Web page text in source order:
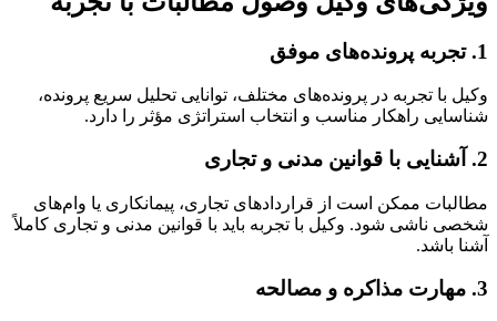
1. تجربه پرونده‌های موفق
وکیل با تجربه در پرونده‌های مختلف، توانایی تحلیل سریع پرونده،
شناسایی راهکار مناسب و انتخاب استراتژی مؤثر را دارد.
2. آشنایی با قوانین مدنی و تجاری
مطالبات ممکن است از قراردادهای تجاری، پیمانکاری یا وام‌های
شخصی ناشی شود. وکیل با تجربه باید با قوانین مدنی و تجاری کاملاً
آشنا باشد.
3. مهارت مذاکره و مصالحه